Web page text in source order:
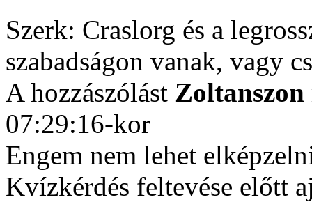
Szerk: Craslorg és a
szabadságon vanak, vagy
A hozzászólást Zoltanszon
07:29:16-kor
Engem nem lehet
Kvízkérdés feltevése előtt